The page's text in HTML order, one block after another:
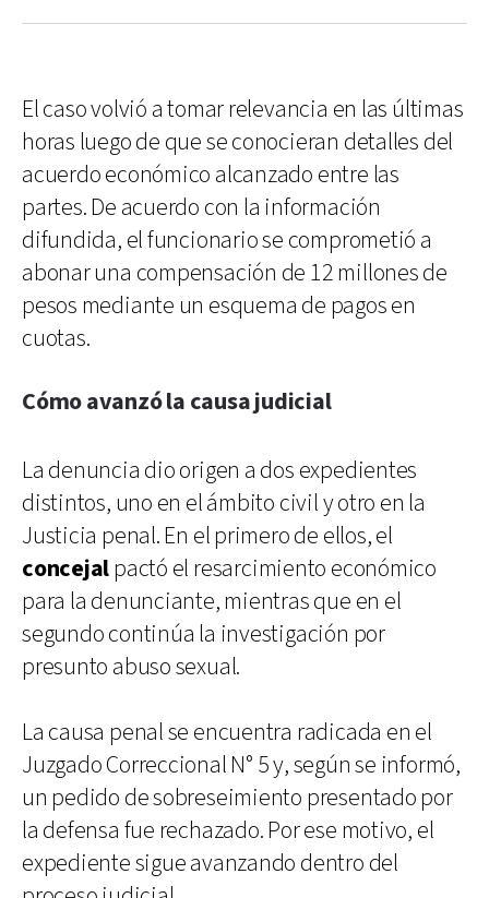
El caso volvió a tomar relevancia en las últimas
horas luego de que se conocieran detalles del
acuerdo económico alcanzado entre las
partes. De acuerdo con la información
difundida, el funcionario se comprometió a
abonar una compensación de 12 millones de
pesos mediante un esquema de pagos en
cuotas.
Cómo avanzó la causa judicial
La denuncia dio origen a dos expedientes
distintos, uno en el ámbito civil y otro en la
Justicia penal. En el primero de ellos, el
concejalpactó el resarcimiento económico
para la denunciante, mientras que en el
segundo continúa la investigación por
presunto abuso sexual.
La causa penal se encuentra radicada en el
Juzgado Correccional N° 5 y, según se informó,
un pedido de sobreseimiento presentado por
la defensa fue rechazado. Por ese motivo, el
expediente sigue avanzando dentro del